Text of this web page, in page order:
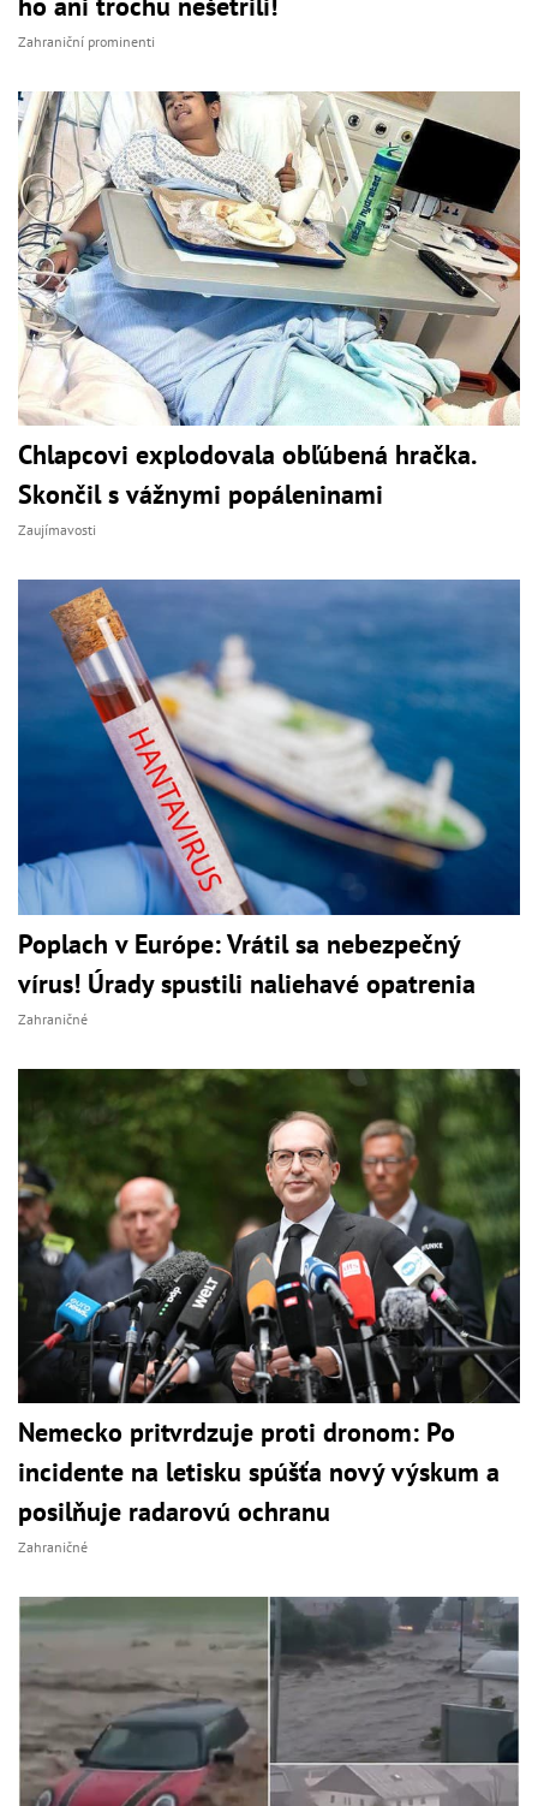
Zahraniční prominenti
Chlapcovi explodovala obľúbená hračka.
Skončil s vážnymi popáleninami
Zaujímavosti
Poplach v Európe: Vrátil sa nebezpečný
vírus! Úrady spustili naliehavé opatrenia
Zahraničné
Nemecko pritvrdzuje proti dronom: Po
incidente na letisku spúšťa nový výskum a
posilňuje radarovú ochranu
Zahraničné